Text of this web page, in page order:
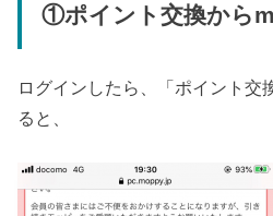
①ポイント交換から
ログインしたら、「ポイント交
ると、